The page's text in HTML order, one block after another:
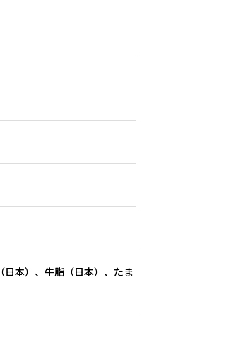
日本）、牛脂（日本）、たま